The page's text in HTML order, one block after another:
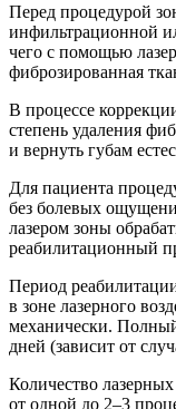
Перед процедурой
инфильтрационной
чего с помощью
фиброзированная
В процессе
степень удаления
и вернуть губам
Для пациента
без болевых
лазером зоны
реабилитационный
Период
в зоне лазерного
механически.
дней (зависит от
Количество
от одной до 2–3